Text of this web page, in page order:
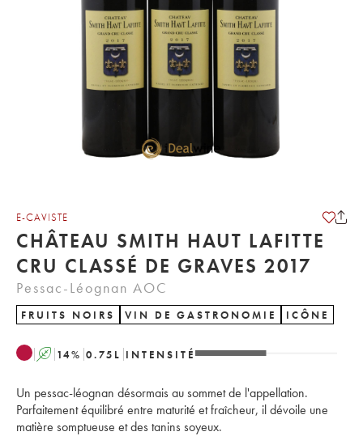
E-CAVISTE
CHÂTEAU SMITH HAUT LAFITTE
CRU CLASSÉ DE GRAVES 2017
Pessac-Léognan AOC
FRUITS NOIRS VIN DE GASTRONOMIE ICÔNE
A 14% 0.75 L INTENSITÉ
Un pessac-léognan désormais au sommet de l'appellation.
Parfaitement équilibré entre maturité et fraîcheur, il dévoile une
matière somptueuse et des tanins soyeux.